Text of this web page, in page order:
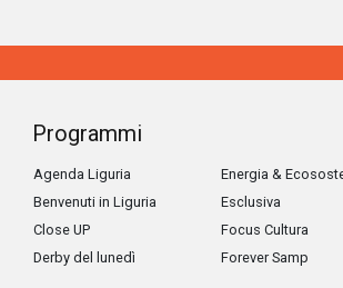
Programmi
Agenda Liguria
Benvenuti in Liguria
Close UP
Derby del lunedì
Energia &
Esclusiva
Focus Cultura
Forever Samp